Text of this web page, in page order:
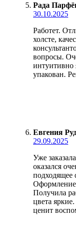
Рада
30.10.2025
Работет.
холсте,
вопросы.
интуитивно
упакован.
Евгения
29.09.2025
Уже
оказался
подходящее
Оформление
Получила
цвета
ценит